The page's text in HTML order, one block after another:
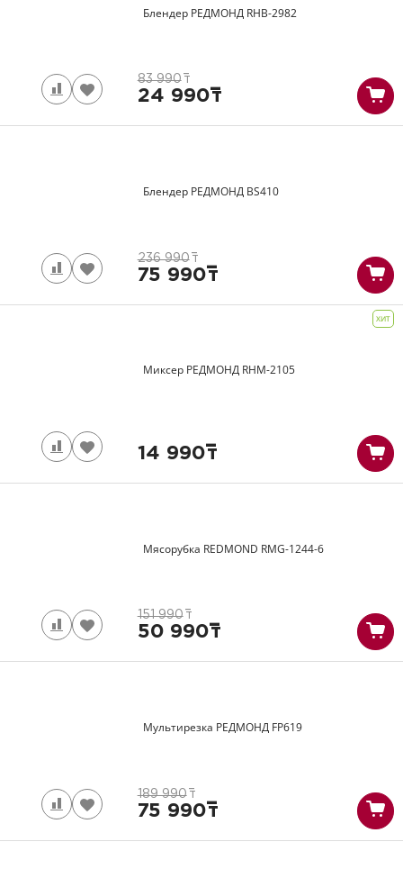
Блендер РЕДМОНД RHB-2982
83 990 т
24 990т
Блендер РЕДМОНД BS410
236 990 т
75 990т
Миксер РЕДМОНД RHM-2105
ХИТ
14 990т
Мясорубка REDMOND RMG-1244-6
151 990 т
50 990т
Мультирезка РЕДМОНД FP619
189 990 т
75 990т